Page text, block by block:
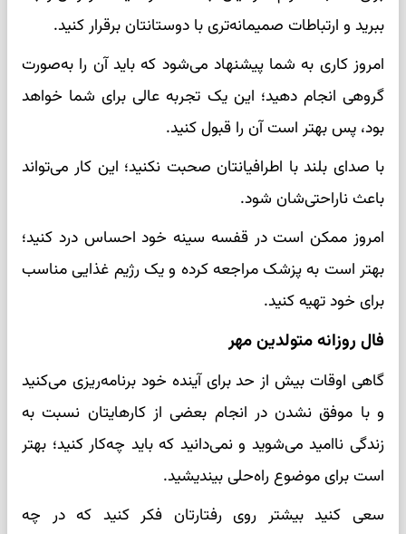
ببرید و ارتباطات صمیمانه‌تری با دوستانتان برقرار کنید.
امروز کاری به شما پیشنهاد می‌شود که باید آن را به‌صورت
گروهی انجام دهید؛ این یک تجربه عالی برای شما خواهد
بود، پس بهتر است آن را قبول کنید.
با صدای بلند با اطرافیانتان صحبت نکنید؛ این کار می‌تواند
باعث ناراحتی‌شان شود.
امروز ممکن است در قفسه سینه خود احساس درد کنید؛
بهتر است به پزشک مراجعه کرده و یک رژیم غذایی مناسب
برای خود تهیه کنید.
فال روزانه متولدین مهر
گاهی اوقات بیش از حد برای آینده خود برنامه‌ریزی می‌کنید
و با موفق نشدن در انجام بعضی از کارهایتان نسبت به
زندگی ناامید می‌شوید و نمی‌دانید که باید چه‌کار کنید؛ بهتر
است برای موضوع راه‌حلی بیندیشید.
سعی کنید بیشتر روی رفتارتان فکر کنید که در چه